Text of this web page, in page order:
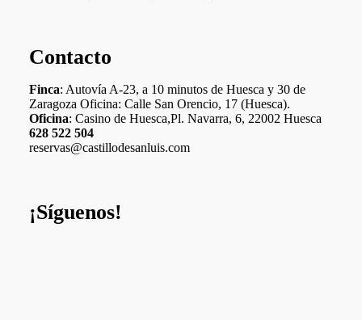
Contacto
Finca: Autovía A-23, a 10 minutos de Huesca y 30 de
Zaragoza Oficina: Calle San Orencio, 17 (Huesca).
Oficina: Casino de Huesca,Pl. Navarra, 6, 22002 Huesca
628 522 504
reservas@castillodesanluis.com
¡Síguenos!